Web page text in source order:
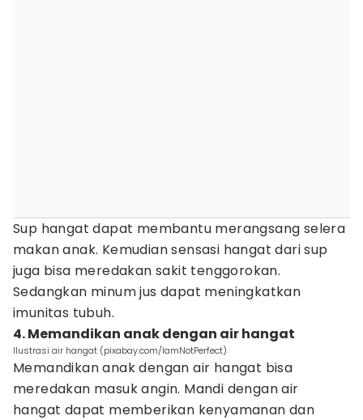
Sup hangat dapat membantu merangsang selera
makan anak. Kemudian sensasi hangat dari sup
juga bisa meredakan sakit tenggorokan.
Sedangkan minum jus dapat meningkatkan
imunitas tubuh.
4. Memandikan anak dengan air hangat
Ilustrasi air hangat (pixabay.com/IamNotPerfect)
Memandikan anak dengan air hangat bisa
meredakan masuk angin. Mandi dengan air
hangat dapat memberikan kenyamanan dan